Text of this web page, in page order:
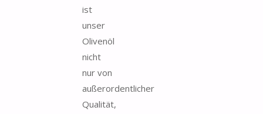
ist
unser
Olivenöl
nicht
nur von
außerordentlicher
Qualität,